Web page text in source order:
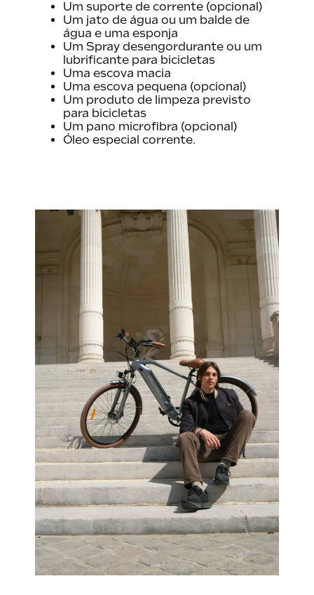
Um suporte de corrente (opcional)
Um jato de água ou um balde de
água e uma esponja
Um Spray desengordurante ou um
lubrificante para bicicletas
Uma escova macia
Uma escova pequena (opcional)
Um produto de limpeza previsto
para bicicletas
Um pano microfibra (opcional)
Óleo especial corrente.